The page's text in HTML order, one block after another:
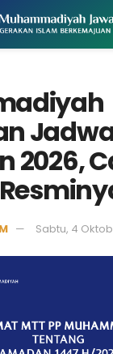
2026,
Sabtu, 4